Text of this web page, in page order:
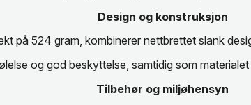
Design og konstruksjon
på 524 gram, kombinerer nettbrettet slank
og god beskyttelse, samtidig som
Tilbehør og miljøhensyn